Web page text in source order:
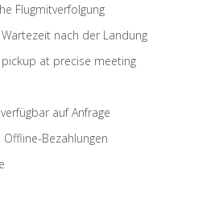
Flugmitverfolgung
nach der Landung
at precise meeting
auf Anfrage
Bezahlungen